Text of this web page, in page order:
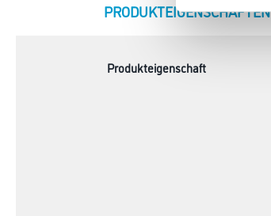
CURRENT
PRODUKTEIGENSCHAFTEN
Produkteigenschaft